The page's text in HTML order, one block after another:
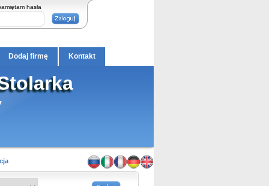
hasła
Dodaj firmę Kontakt